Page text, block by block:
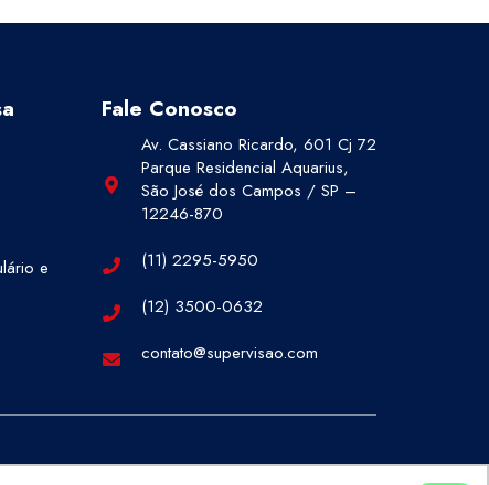
e
Fale Conosco
Av. Cassiano Ricardo, 601 Cj 72
Parque Residencial Aquarius,
São José dos Campos / SP –
12246-870
(11) 2295-5950
(12) 3500-0632
contato@supervisao.com